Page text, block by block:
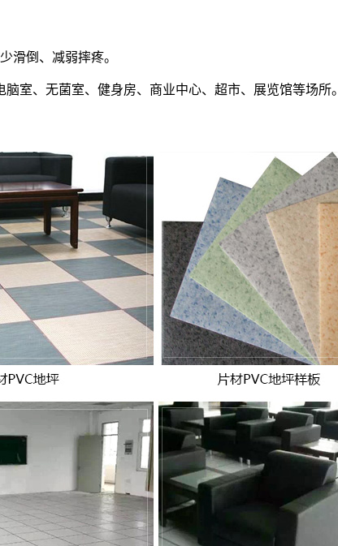
滑倒、减弱摔疼。
室、无菌室、健身房、商业中心、超市、展览馆等场所